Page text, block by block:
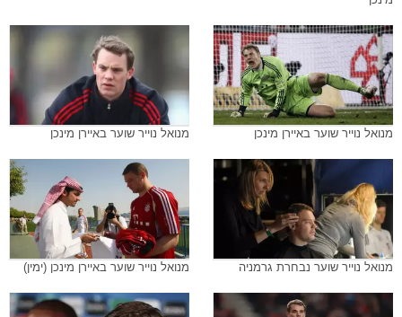
מנואל נוייר שוער באיירן מינכן מנואל נוייר שוער באיירן מינכן
מנואל נוייר שוער נבחרת גרמניה מנואל נוייר שוער באיירן מינכן (ימין)